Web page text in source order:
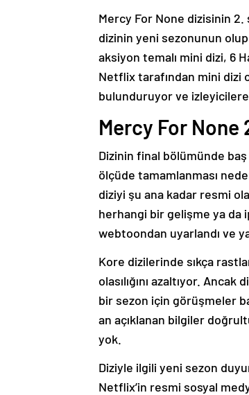
Mercy For None dizisinin 2.
dizinin yeni sezonunun
aksiyon temalı mini dizi, 6
Netflix tarafından mini dizi
bulunduruyor ve
Mercy For None
Dizinin final bölümünde
ölçüde tamamlanması
diziyi şu ana kadar resmi
herhangi bir gelişme ya da
webtoondan uyarlandı ve
Kore dizilerinde sıkça
olasılığını azaltıyor.
bir sezon için görüşmeler
an açıklanan bilgiler
yok.
Diziyle ilgili yeni sezon
Netflix’in resmi sosyal